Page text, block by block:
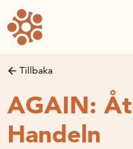
Forskning och utveckling
Forskningsprojekt
Rapporter och
NRWC – Nordic Retail
conference
Strategi och utveckling
Tillbaka
AGAIN:
Handeln